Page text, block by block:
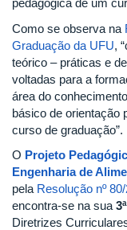
pedagógica de um
Como se observa na
Graduação da UFU,
teórico – práticas e
voltadas para a
área do
básico de orientação
curso de graduação”.
O Projeto
Engenharia de
pela Resolução nº
encontra-se na sua
Diretrizes